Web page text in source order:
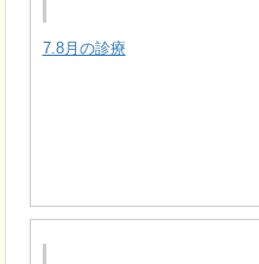
7.8月の診療